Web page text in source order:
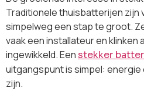
Traditionele thuisbatterijen zijn
simpelweg een stap te groot.
vaak een installateur en klinken
ingewikkeld. Eenstekker
uitgangspunt is simpel:
zijn.